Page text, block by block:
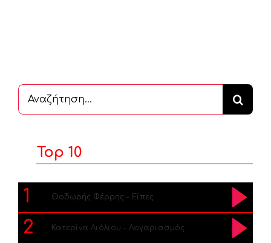
Αναζήτηση
...
Top 10
1 Θοδωρής Φέρρης – Είπες
2 Κατερίνα Λιόλιου – Λογαριασμός